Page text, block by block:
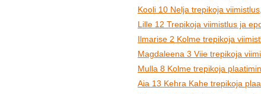
Kooli 10 Nelja trepikoja
Lille 12 Trepikoja viimistlus ja
Ilmarise 2 Kolme trepikoja
Magdaleena 3 Viie trepikoja
Mulla 8 Kolme trepikoja
Aia 13 Kehra Kahe trepikoja